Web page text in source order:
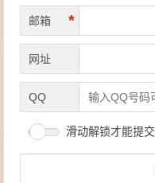
邮箱 *
网址
QQ
滑动解锁才能提交